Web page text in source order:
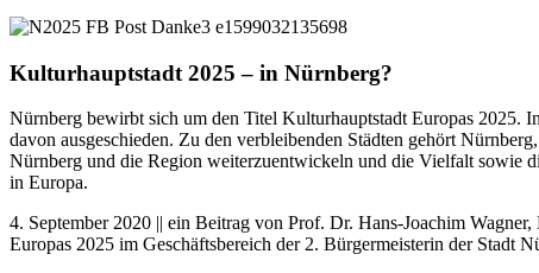
Kulturhauptstadt 2025 – in Nürnberg?
Nürnberg bewirbt sich um den Titel Kulturhauptstadt Europas 2025.
davon ausgeschieden. Zu den verbleibenden Städten gehört
Nürnberg und die Region weiterzuentwickeln und die Vielfalt sowie
in Europa.
4. September 2020 || ein Beitrag von Prof. Dr. Hans-Joachim
Europas 2025 im Geschäftsbereich der 2. Bürgermeisterin der Stadt